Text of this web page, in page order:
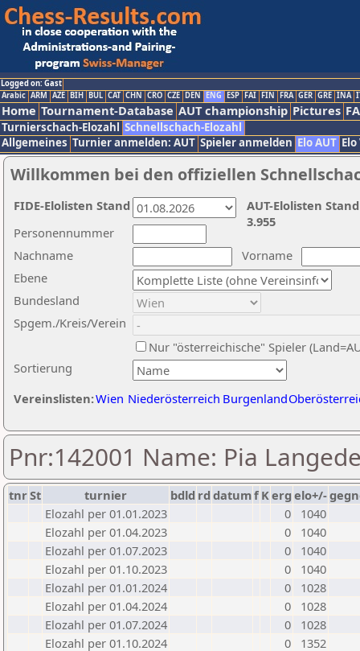
Logged on: Gast
Arabic ARM AZE BIH BUL CAT CHN CRO CZE DEN ENG ESP FAI FIN FRA GER GRE INA
Home Tournament-Database AUT championship Pictures
Turnierschach-Elozahl Schnellschach-Elozahl
Allgemeines Turnier anmelden: AUT Spieler anmelden Elo AUT
Willkommen bei den offiziellen
Nachname
Vorname
Ebene
Sortierung
Personennummer
Bundesland
Spgem./Kreis/Verein
Nur "österreichische" Spieler
Vereinslisten:Wien Niederösterreich Burgenland
AUT-Elolisten
3.955
FIDE-Elolisten Stand
Pnr:142001 Name: Pia
tnrSt turnier bdld rd datumf Kerg elo+/-
Elozahl per 01.01.2023
0
1040
Elozahl per 01.04.2023
0
1040
Elozahl per 01.07.2023
0
1040
Elozahl per 01.10.2023
0
1040
Elozahl per 01.01.2024
0
1028
Elozahl per 01.04.2024
0
1028
Elozahl per 01.07.2024
0
1028
Elozahl per 01.10.2024
0
1352